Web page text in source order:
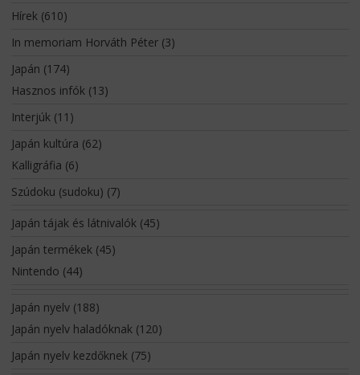
Hírek(610)
In memoriam Horváth Péter(3)
Japán (174)
Hasznos infók(13)
Interjúk(11)
Japán kultúra (62)
Kalligráfia (6)
Szúdoku (sudoku) (7)
Japán tájak és látnivalók(45)
Japán termékek(45)
Nintendo (44)
Japán nyelv(188)
Japán nyelv haladóknak(120)
Japán nyelv kezdőknek(75)